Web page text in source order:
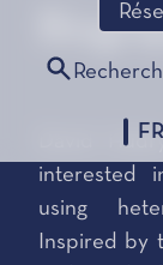
FR
David
interested
using
Inspired by